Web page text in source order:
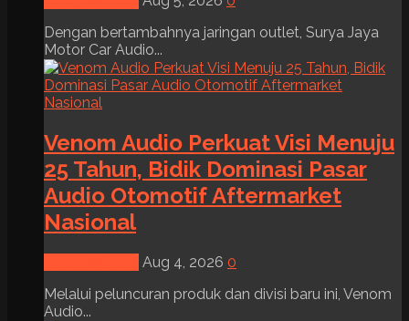
Dengan bertambahnya jaringan outlet, Surya Jaya
Motor Car Audio...
Venom Audio Perkuat Visi Menuju
25 Tahun, Bidik Dominasi Pasar
Audio Otomotif Aftermarket
Nasional
Aug 4, 2026 0
Melalui peluncuran produk dan divisi baru ini, Venom
Audio...